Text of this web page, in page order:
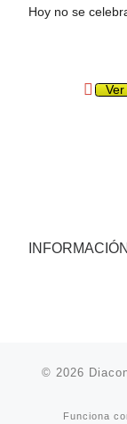
Hoy no se
© 2026
Funciona